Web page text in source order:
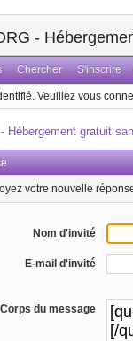
-
Chercher S'inscrire
Veuillez vous
Hébergement gratuit
votre nouvelle
Nom d'invité
E-mail d'invité
Corps du message